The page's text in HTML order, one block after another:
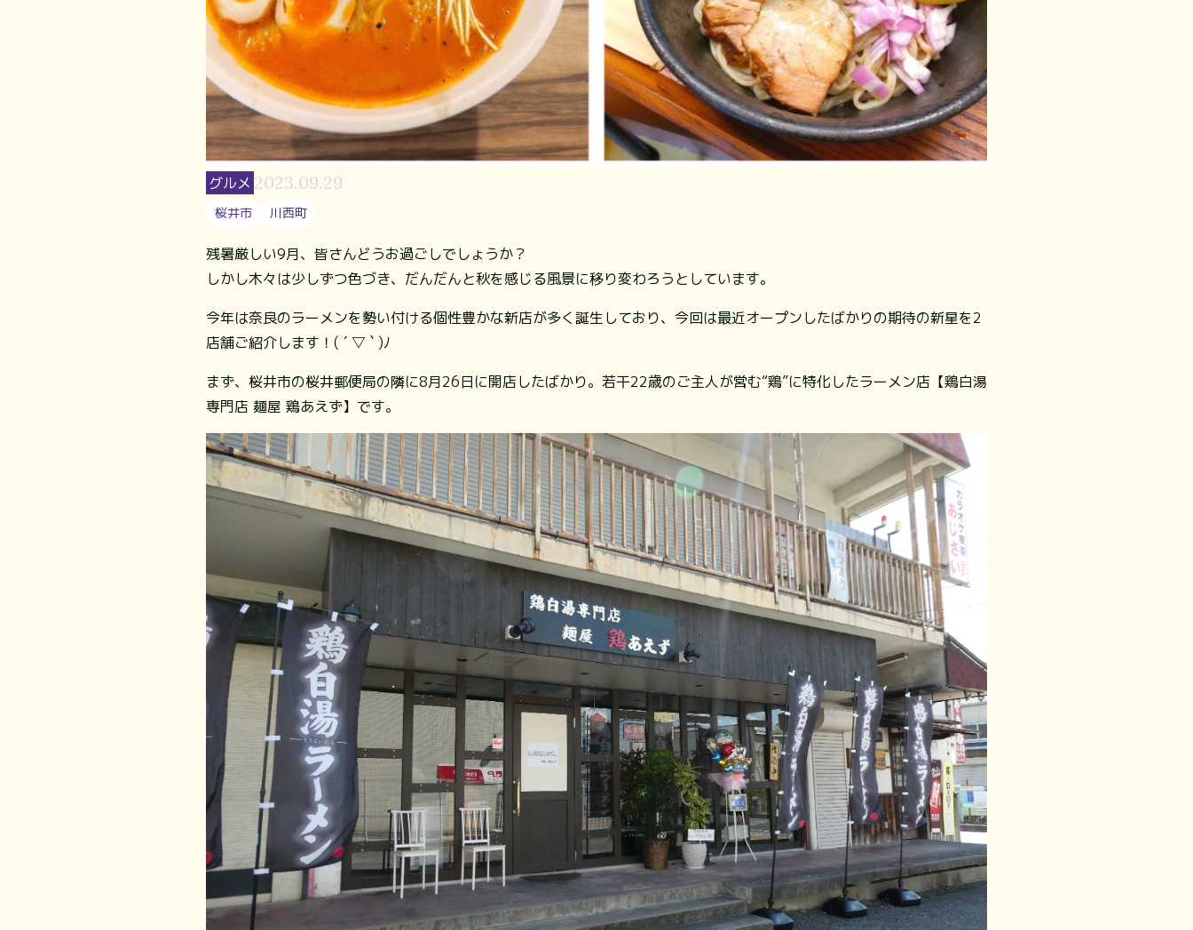
グルメ 2023.09.29
桜井市 川西町
残暑厳しい9月、皆さんどうお過ごしでしょうか？
しかし木々は少しずつ色づき、だんだんと秋を感じる風景に移り変わろうとしています。
今年は奈良のラーメンを勢い付ける個性豊かな新店が多く誕生しており、今回は最近オープンしたばかりの期待の新星を2
店舗ご紹介します！( ´ ▽ ` )ﾉ
まず、桜井市の桜井郵便局の隣に8月26日に開店したばかり。若干22歳のご主人が営む“鶏”に特化したラーメン店【鶏白湯
専門店 麺屋 鶏あえず】です。